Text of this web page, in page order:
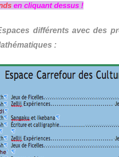
en cliquant dessus !
différents avec des
: